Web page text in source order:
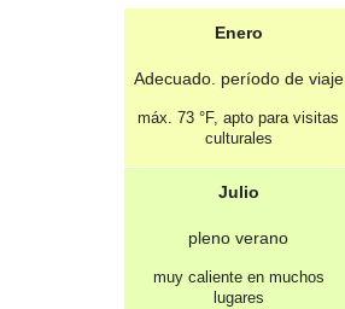
Enero
Adecuado. período de viaje
máx. 73 °F, apto para visitas
culturales
Julio
pleno verano
muy caliente en muchos
lugares